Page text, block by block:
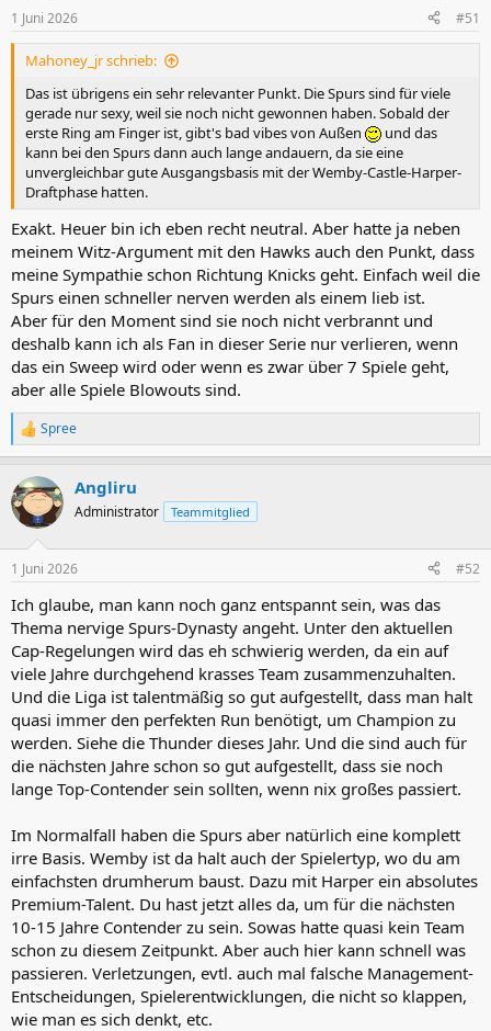
e
n
1 Juni 2026 #51
Mahoney_jr schrieb:
Das ist übrigens ein sehr relevanter Punkt. Die Spurs sind für viele
gerade nur sexy, weil sie noch nicht gewonnen haben. Sobald der
erste Ring am Finger ist, gibt's bad vibes von Außen
und das
kann bei den Spurs dann auch lange andauern, da sie eine
unvergleichbar gute Ausgangsbasis mit der Wemby-Castle-Harper-
Draftphase hatten.
Exakt. Heuer bin ich eben recht neutral. Aber hatte ja neben
meinem Witz-Argument mit den Hawks auch den Punkt, dass
meine Sympathie schon Richtung Knicks geht. Einfach weil die
Spurs einen schneller nerven werden als einem lieb ist.
Aber für den Moment sind sie noch nicht verbrannt und
deshalb kann ich als Fan in dieser Serie nur verlieren, wenn
das ein Sweep wird oder wenn es zwar über 7 Spiele geht,
aber alle Spiele Blowouts sind.
R
e
k
t
i
e
:
Spree
Angliru
Administrator Teammitglied
1 Juni 2026 #52
Ich glaube, man kann noch ganz entspannt sein, was das
Thema nervige Spurs-Dynasty angeht. Unter den aktuellen
Cap-Regelungen wird das eh schwierig werden, da ein auf
viele Jahre durchgehend krasses Team zusammenzuhalten.
Und die Liga ist talentmäßig so gut aufgestellt, dass man halt
quasi immer den perfekten Run benötigt, um Champion zu
werden. Siehe die Thunder dieses Jahr. Und die sind auch für
die nächsten Jahre schon so gut aufgestellt, dass sie noch
lange Top-Contender sein sollten, wenn nix großes passiert.
Im Normalfall haben die Spurs aber natürlich eine komplett
irre Basis. Wemby ist da halt auch der Spielertyp, wo du am
einfachsten drumherum baust. Dazu mit Harper ein absolutes
Premium-Talent. Du hast jetzt alles da, um für die nächsten
10-15 Jahre Contender zu sein. Sowas hatte quasi kein Team
schon zu diesem Zeitpunkt. Aber auch hier kann schnell was
passieren. Verletzungen, evtl. auch mal falsche Management-
Entscheidungen, Spielerentwicklungen, die nicht so klappen,
wie man es sich denkt, etc.